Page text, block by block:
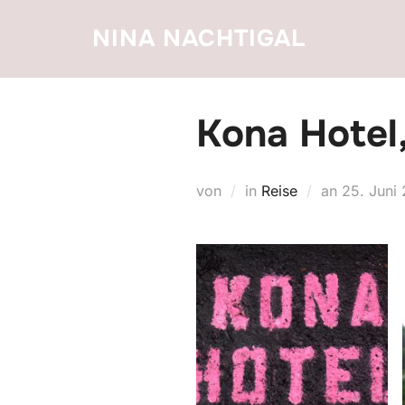
NINA NACHTIGAL
Kona
von in Reise an 25. Juni